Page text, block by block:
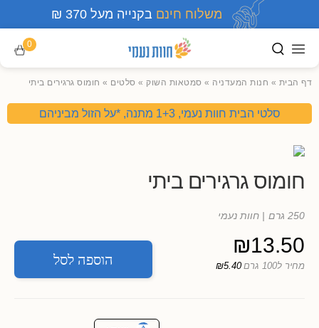
משלוח חינם בקנייה מעל 370 ₪
0
דף הבית » חנות המעדניה » סמטאות השוק » סלטים » חומוס גרגירים ביתי
סלטי הבית חוות נעמי, 1+3 מתנה, *על הזול מביניהם
חומוס גרגירים ביתי
250 גרם | חוות נעמי
₪13.50
מחיר ל100 גרם ₪5.40 הוספה לסל